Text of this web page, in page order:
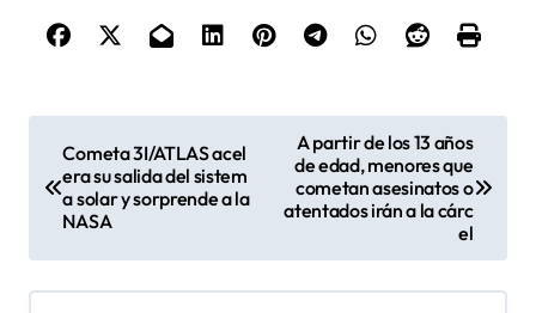
e
g
Cometa 3I/ATLAS acel
era su salida del sistem
a solar y sorprende a la
NASA
A partir de los 13 años
de edad, menores que
cometan asesinatos o
atentados irán a la cárc
el